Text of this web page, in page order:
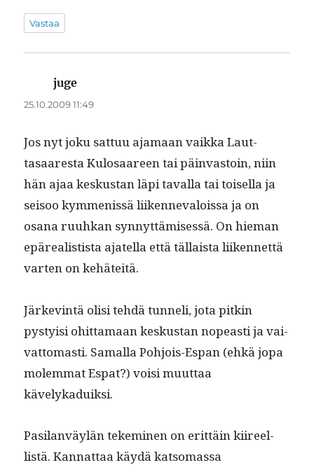
Vastaa
juge
25.10.2009 11:49
Jos nyt joku sat­tuu aja­maan vaik­ka Laut­
tasaares­ta Kulosaa­reen tai päin­vas­toin, niin
hän ajaa keskus­tan läpi taval­la tai toisel­la ja
seisoo kym­menis­sä liiken­neval­ois­sa ja on
osana ruuhkan syn­nyt­tämisessä. On hie­man
epäre­al­is­tista ajatel­la että täl­laista liiken­net­tä
varten on kehäteitä.
Järkev­in­tä olisi tehdä tun­neli, jota pitkin
pysty­isi ohit­ta­maan keskus­tan nopeasti ja vai­
vat­tomasti. Samal­la Pohjois-Espan (ehkä jopa
molem­mat Espat?) voisi muut­taa
kävelykaduiksi.
Pasi­lan­väylän tekem­i­nen on erit­täin kiireel­
listä. Kan­nat­taa käy­dä kat­so­mas­sa